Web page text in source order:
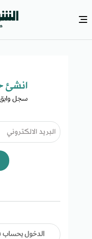
انشئ
سجل وابق
الدخول بحساب